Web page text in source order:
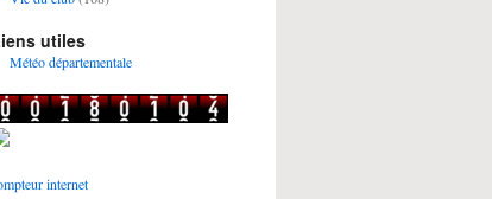
utiles
Météo départementale
internet